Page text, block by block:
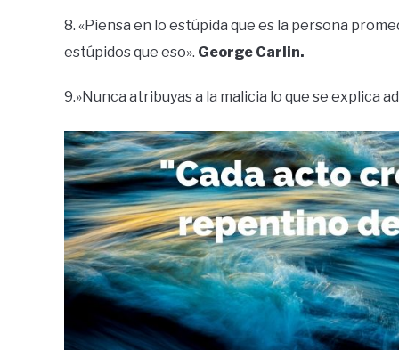
8. «Piensa en lo estúpida que es la persona
estúpidos que eso». George Carlin.
9.»Nunca atribuyas a la malicia lo que se explica